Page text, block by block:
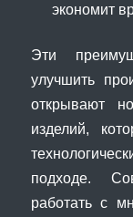
экономит
Эти
улучшить
открывают
изделий,
подходе.
работать с